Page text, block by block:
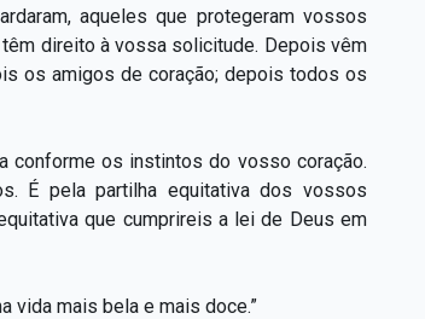
aqueles que protegeram vossos
direito à vossa solicitude. Depois vêm
os amigos de coração; depois todos os
conforme os instintos do vosso coração.
É pela partilha equitativa dos vossos
que cumprireis a lei de Deus em
vida mais bela e mais doce.”